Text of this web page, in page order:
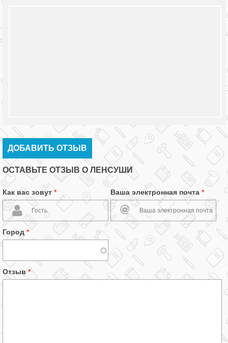
ДОБАВИТЬ ОТЗЫВ
ОСТАВЬТЕ ОТЗЫВ О ЛЕНСУШИ
Как вас зовут* Ваша электронная почта *
Город *
Отзыв*